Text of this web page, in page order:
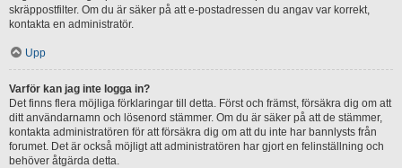
skräppostfilter. Om du är säker på att e-postadressen du angav var korrekt,
kontakta en administratör.
Upp
Varför kan jag inte logga in?
Det finns flera möjliga förklaringar till detta. Först och främst, försäkra dig om att
ditt användarnamn och lösenord stämmer. Om du är säker på att de stämmer,
kontakta administratören för att försäkra dig om att du inte har bannlysts från
forumet. Det är också möjligt att administratören har gjort en felinställning och
behöver åtgärda detta.